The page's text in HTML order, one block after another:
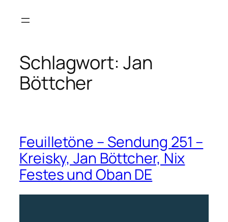
Inhalt
Schlagwort: Jan
Böttcher
Feuilletöne – Sendung 251 –
Kreisky, Jan Böttcher, Nix
Festes und Oban DE